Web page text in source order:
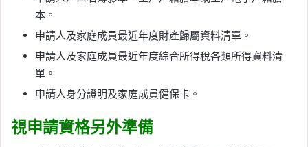
本。
申請人及家庭成員最近年度財產歸屬資料清單。
申請人及家庭成員最近年度綜合所得稅各類所得資料清
單。
申請人身分證明及家庭成員健保卡。
視申請資格另外準備